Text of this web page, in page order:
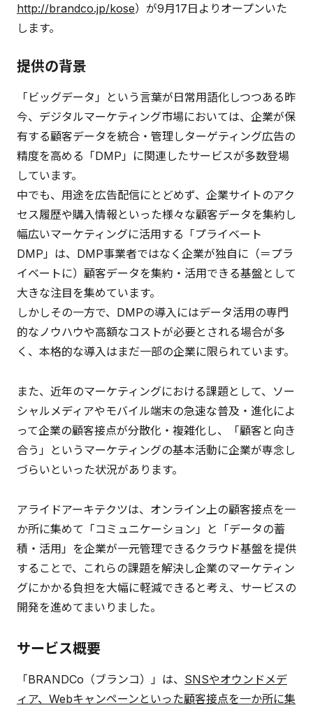
http://brandco.jp/kose）が9月17日よりオープンいた
します。
提供の背景
「ビッグデータ」という言葉が日常用語化しつつある昨
今、デジタルマーケティング市場においては、企業が保
有する顧客データを統合・管理しターゲティング広告の
精度を高める「DMP」に関連したサービスが多数登場
しています。
中でも、用途を広告配信にとどめず、企業サイトのアク
セス履歴や購入情報といった様々な顧客データを集約し
幅広いマーケティングに活用する「プライベート
DMP」は、DMP事業者ではなく企業が独自に（＝プラ
イベートに）顧客データを集約・活用できる基盤として
大きな注目を集めています。
しかしその一方で、DMPの導入にはデータ活用の専門
的なノウハウや高額なコストが必要とされる場合が多
く、本格的な導入はまだ一部の企業に限られています。
また、近年のマーケティングにおける課題として、ソー
シャルメディアやモバイル端末の急速な普及・進化によ
って企業の顧客接点が分散化・複雑化し、「顧客と向き
合う」というマーケティングの基本活動に企業が専念し
づらいといった状況があります。
アライドアーキテクツは、オンライン上の顧客接点を一
か所に集めて「コミュニケーション」と「データの蓄
積・活用」を企業が一元管理できるクラウド基盤を提供
することで、これらの課題を解決し企業のマーケティン
グにかかる負担を大幅に軽減できると考え、サービスの
開発を進めてまいりました。
サービス概要
「BRANDCo（ブランコ）」は、 SNSやオウンドメデ
ィア、Webキャンペーンといった顧客接点を一か所に集